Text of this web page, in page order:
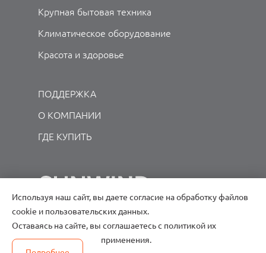
Крупная бытовая техника
Климатическое оборудование
Красота и здоровье
ПОДДЕРЖКА
О КОМПАНИИ
ГДЕ КУПИТЬ
Используя наш сайт, вы даете согласие на обработку файлов
cookie и пользовательских данных.
Оставаясь на сайте, вы соглашаетесь с политикой их
применения.